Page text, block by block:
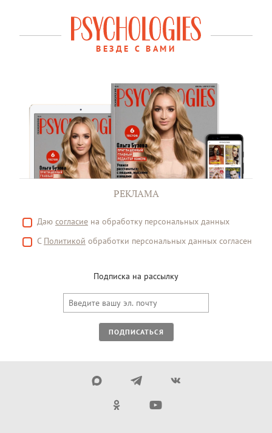
ВЕЗДЕ С ВАМИ
РЕКЛАМА
Даю согласие на обработку персональных данных
С Политикой обработки персональных данных согласен
Подписка на рассылку
ПОДПИСАТЬСЯ